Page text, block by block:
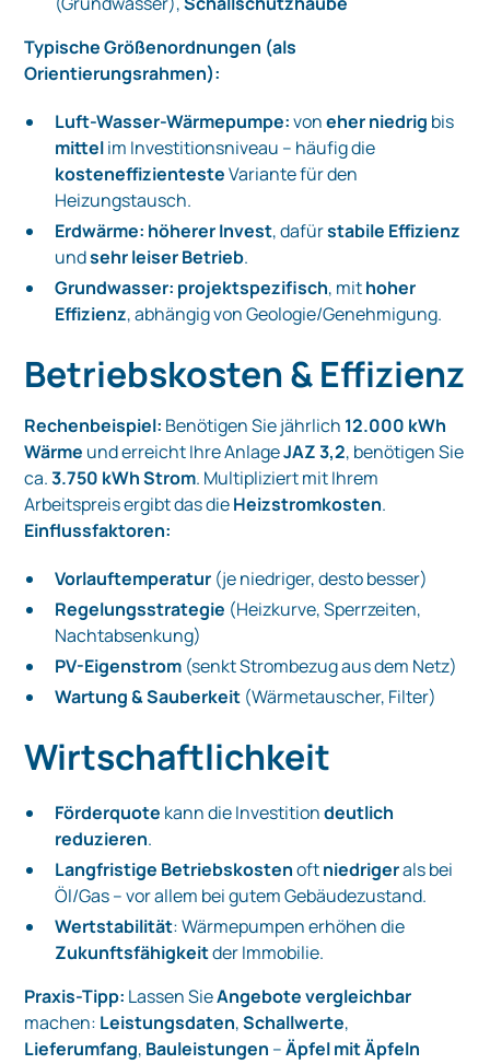
Typische Größenordnungen (als
Orientierungsrahmen):
Luft-Wasser-Wärmepumpe:voneher niedrig bis
mittelim Investitionsniveau – häufig die
kosteneffizientesteVariante für den
Heizungstausch.
Erdwärme: höherer Invest, dafürstabile Effizienz
undsehr leiser Betrieb.
Grundwasser: projektspezifisch, mithoher
Effizienz, abhängig von Geologie/Genehmigung.
Betriebskosten & Effizienz
Rechenbeispiel: Benötigen Sie jährlich 12.000 kWh
Wärme und erreicht Ihre AnlageJAZ 3,2, benötigen Sie
ca.3.750 kWh Strom. Multipliziert mit Ihrem
Arbeitspreis ergibt das dieHeizstromkosten.
Einflussfaktoren:
Vorlauftemperatur (je niedriger, desto besser)
Regelungsstrategie (Heizkurve, Sperrzeiten,
Nachtabsenkung)
PV-Eigenstrom (senkt Strombezug aus dem Netz)
Wartung & Sauberkeit (Wärmetauscher, Filter)
Wirtschaftlichkeit
Förderquote kann die Investitiondeutlich
reduzieren.
Langfristige Betriebskostenoftniedrigerals bei
Öl/Gas – vor allem bei gutem Gebäudezustand.
Wertstabilität: Wärmepumpen erhöhen die
Zukunftsfähigkeitder Immobilie.
Praxis-Tipp: Lassen SieAngebote vergleichbar
machen: Leistungsdaten,Schallwerte,
Lieferumfang, Bauleistungen –Äpfel mit Äpfeln